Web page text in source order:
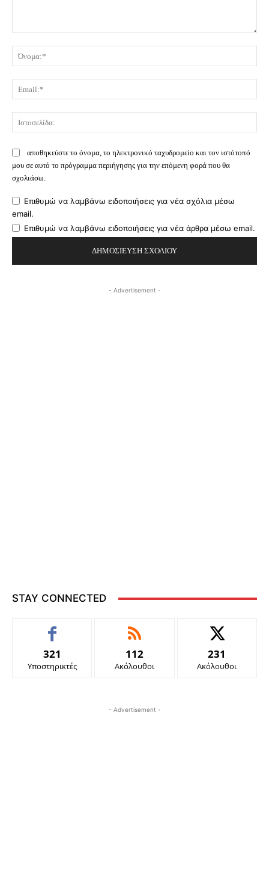
αποθηκεύστε το όνομα, το ηλεκτρονικό ταχυδρομείο και τον ιστότοπό
μου σε αυτό το πρόγραμμα περιήγησης για την επόμενη φορά που θα
σχολιάσω.
Επιθυμώ να λαμβάνω ειδοποιήσεις για νέα σχόλια μέσω
email.
Επιθυμώ να λαμβάνω ειδοποιήσεις για νέα άρθρα μέσω email.
- Advertisement -
STAY CONNECTED
321
Υποστηρικτές
112
Ακόλουθοι
231
Ακόλουθοι
- Advertisement -